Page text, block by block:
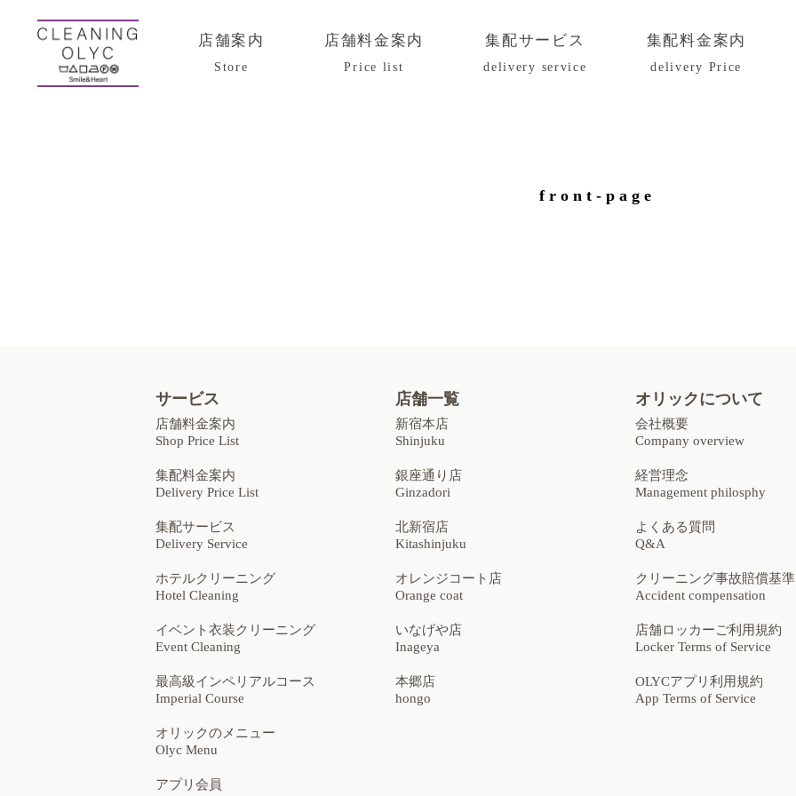
店舗案内
Store
店舗料金案内
Price list
集配サービス
delivery service
集配料金案内
delivery Price
front-page
サービス
店舗料金案内
Shop Price List
集配料金案内
Delivery Price List
集配サービス
Delivery Service
ホテルクリーニング
Hotel Cleaning
イベント衣装クリーニング
Event Cleaning
最高級インペリアルコース
Imperial Course
オリックのメニュー
Olyc Menu
アプリ会員
店舗一覧
新宿本店
Shinjuku
銀座通り店
Ginzadori
北新宿店
Kitashinjuku
オレンジコート店
Orange coat
いなげや店
Inageya
本郷店
hongo
オリックについて
会社概要
Company overview
経営理念
Management philosphy
よくある質問
Q&A
クリーニング事故賠償基準
Accident compensation
店舗ロッカーご利用規約
Locker Terms of Service
OLYCアプリ利用規約
App Terms of Service